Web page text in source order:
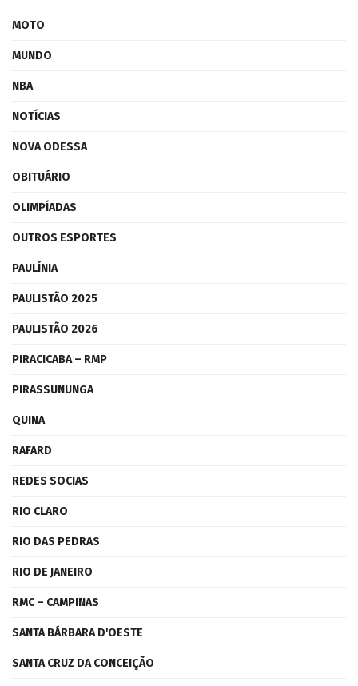
MOTO
MUNDO
NBA
NOTÍCIAS
NOVA ODESSA
OBITUÁRIO
OLIMPÍADAS
OUTROS ESPORTES
PAULÍNIA
PAULISTÃO 2025
PAULISTÃO 2026
PIRACICABA – RMP
PIRASSUNUNGA
QUINA
RAFARD
REDES SOCIAS
RIO CLARO
RIO DAS PEDRAS
RIO DE JANEIRO
RMC – CAMPINAS
SANTA BÁRBARA D'OESTE
SANTA CRUZ DA CONCEIÇÃO